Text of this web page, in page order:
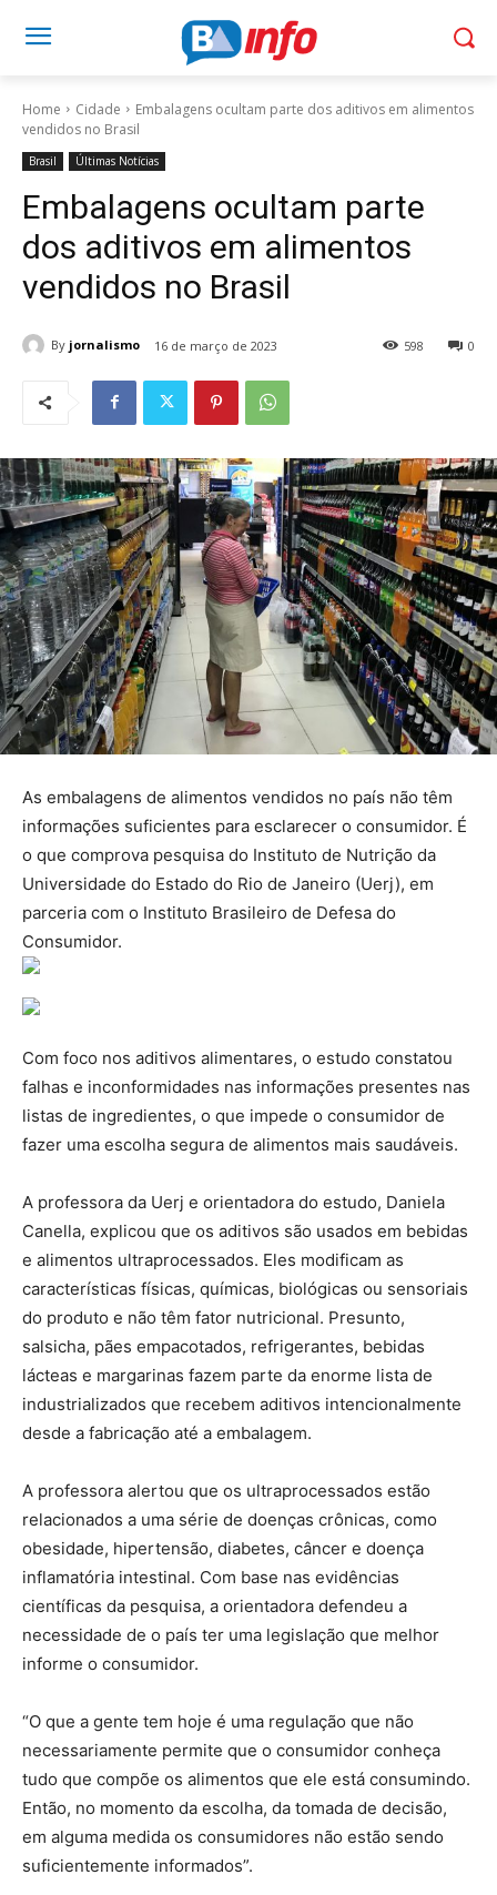
Home Cidade
Embalagens ocultam parte dos aditivos em alimentos
vendidos no Brasil
Brasil Últimas Notícias
Embalagens ocultam parte
dos aditivos em alimentos
vendidos no Brasil
By jornalismo 16 de março de 2023 0
598
As embalagens de alimentos vendidos no país não têm
informações suficientes para esclarecer o consumidor. É
o que comprova pesquisa do Instituto de Nutrição da
Universidade do Estado do Rio de Janeiro (Uerj), em
parceria com o Instituto Brasileiro de Defesa do
Consumidor.
Com foco nos aditivos alimentares, o estudo constatou
falhas e inconformidades nas informações presentes nas
listas de ingredientes, o que impede o consumidor de
fazer uma escolha segura de alimentos mais saudáveis.
A professora da Uerj e orientadora do estudo, Daniela
Canella, explicou que os aditivos são usados em bebidas
e alimentos ultraprocessados. Eles modificam as
características físicas, químicas, biológicas ou sensoriais
do produto e não têm fator nutricional. Presunto,
salsicha, pães empacotados, refrigerantes, bebidas
lácteas e margarinas fazem parte da enorme lista de
industrializados que recebem aditivos intencionalmente
desde a fabricação até a embalagem.
A professora alertou que os ultraprocessados estão
relacionados a uma série de doenças crônicas, como
obesidade, hipertensão, diabetes, câncer e doença
inflamatória intestinal. Com base nas evidências
científicas da pesquisa, a orientadora defendeu a
necessidade de o país ter uma legislação que melhor
informe o consumidor.
“O que a gente tem hoje é uma regulação que não
necessariamente permite que o consumidor conheça
tudo que compõe os alimentos que ele está consumindo.
Então, no momento da escolha, da tomada de decisão,
em alguma medida os consumidores não estão sendo
suficientemente informados”.